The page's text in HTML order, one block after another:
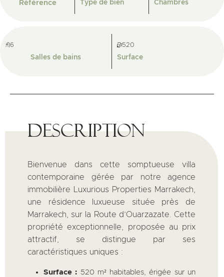
Référence Type de bien Chambres
6
Salles de bains
520
Surface
Description
Bienvenue dans cette somptueuse villa
contemporaine gérée par notre agence
immobilière Luxurious Properties Marrakech,
une résidence luxueuse située près de
Marrakech, sur la Route d’Ouarzazate. Cette
propriété exceptionnelle, proposée au prix
attractif, se distingue par ses
caractéristiques uniques :
Surface : 520 m² habitables, érigée sur un